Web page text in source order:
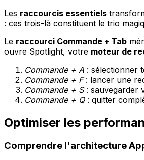
Les raccourcis essentiels
: ces trois-là constituent le trio
Le raccourci Commande + Tab
ouvre Spotlight, votre moteur de
Commande + A : sélectionner
Commande + F: lancer une
Commande + S: sauvegarder
Commande + Q: quitter
Optimiser les
Comprendre l'architecture